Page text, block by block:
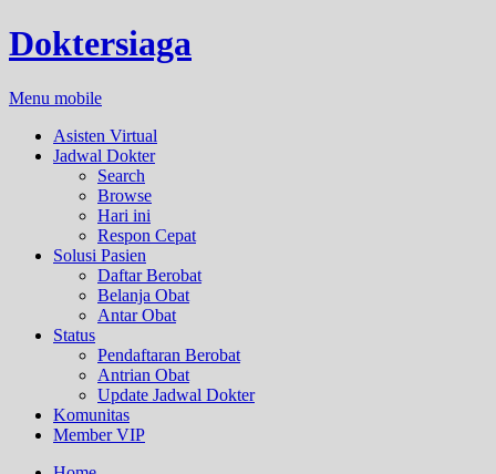
Doktersiaga
Menu mobile
Asisten Virtual
Jadwal Dokter
Search
Browse
Hari ini
Respon Cepat
Solusi Pasien
Daftar Berobat
Belanja Obat
Antar Obat
Status
Pendaftaran Berobat
Antrian Obat
Update Jadwal Dokter
Komunitas
Member VIP